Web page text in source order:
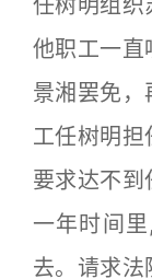
他职工一直
景湘罢免，
工任树明担
要求达不到
一年时间
去。请求法